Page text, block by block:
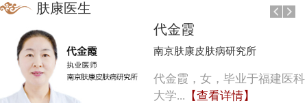
代金霞
南京肤康皮肤病研究所
代金霞，女，毕业于福建医科
大学... 【查看详情】
肤康医生